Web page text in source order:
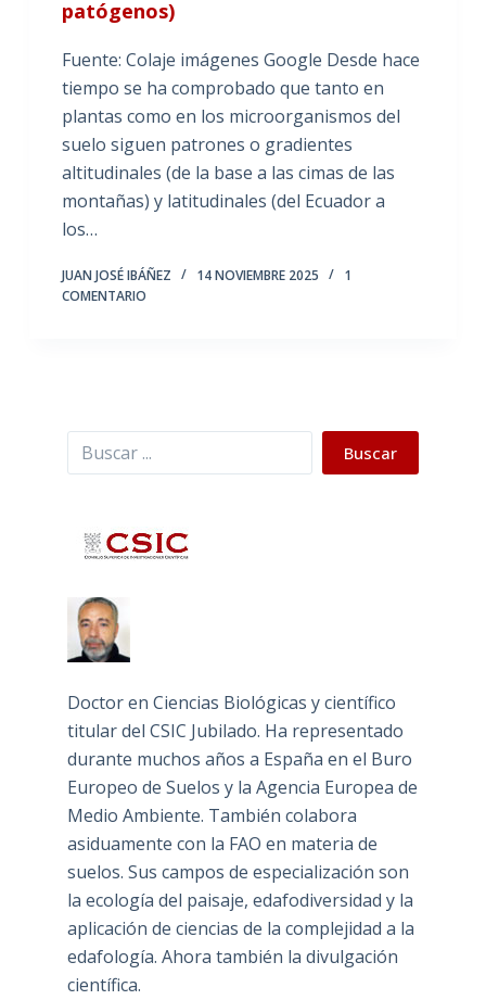
patógenos)
Fuente: Colaje imágenes Google Desde hace
tiempo se ha comprobado que tanto en
plantas como en los microorganismos del
suelo siguen patrones o gradientes
altitudinales (de la base a las cimas de las
montañas) y latitudinales (del Ecuador a
los…
JUAN JOSÉ IBÁÑEZ 14 NOVIEMBRE 2025
1
COMENTARIO
Buscar Buscar
Doctor en Ciencias Biológicas y científico
titular del CSIC Jubilado. Ha representado
durante muchos años a España en el Buro
Europeo de Suelos y la Agencia Europea de
Medio Ambiente. También colabora
asiduamente con la FAO en materia de
suelos. Sus campos de especialización son
la ecología del paisaje, edafodiversidad y la
aplicación de ciencias de la complejidad a la
edafología. Ahora también la divulgación
científica.